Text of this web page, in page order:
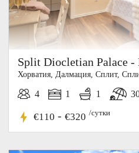
5%
СКИДКА
Split Diocletian Palace -
Хорватия, Далмация, Cплит,
4 1 1
€110 - €320 /сутки